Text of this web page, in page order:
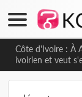
Côte d'Ivoire : À
ivoirien et veut
de la Guinée